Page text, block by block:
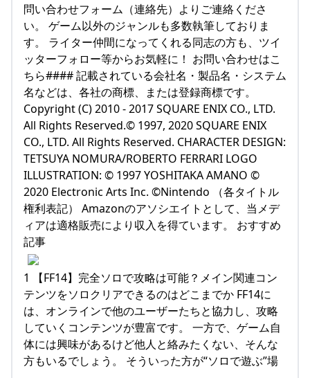
問い合わせフォーム（連絡先）よりご連絡くださ
い。 ゲーム以外のジャンルも多数執筆しておりま
す。 ライター仲間になってくれる同志の方も、ツイ
ッターフォロー等からお気軽に！ お問い合わせはこ
ちら#### 記載されている会社名・製品名・システム
名などは、各社の商標、または登録商標です。
Copyright (C) 2010 - 2017 SQUARE ENIX CO., LTD.
All Rights Reserved.© 1997, 2020 SQUARE ENIX
CO., LTD. All Rights Reserved. CHARACTER DESIGN:
TETSUYA NOMURA/ROBERTO FERRARI LOGO
ILLUSTRATION: © 1997 YOSHITAKA AMANO ©
2020 Electronic Arts Inc. ©Nintendo （各タイトル
権利表記） Amazonのアソシエイトとして、当メデ
ィアは適格販売により収入を得ています。 おすすめ
記事
1 【FF14】完全ソロで攻略は可能？メイン関連コン
テンツをソロクリアできるのはどこまでか FF14に
は、オンラインで他のユーザーたちと協力し、攻略
していくコンテンツが豊富です。 一方で、ゲーム自
体には興味があるけど他人と絡みたくない、そんな
方もいるでしょう。 そういった方が“ソロで遊ぶ”場